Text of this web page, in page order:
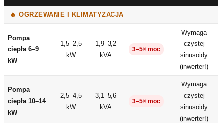
🔥 OGRZEWANIE I KLIMATYZACJA
Pompa
ciepła 6–9
kW
1,5–2,5
kW
1,9–3,2
kVA
3–5× moc
Wymaga
czystej
sinusoidy
(inwerter!)
Pompa
ciepła 10–14
kW
2,5–4,5
kW
3,1–5,6
kVA
3–5× moc
Wymaga
czystej
sinusoidy
(inwerter!)